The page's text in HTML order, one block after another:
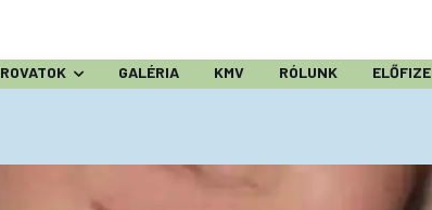
ROVATOK GALÉRIA KMV RÓLUNK